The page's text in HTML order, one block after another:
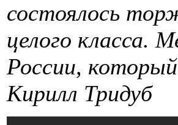
состоялось
целого класса.
России,
Кирилл Тридуб